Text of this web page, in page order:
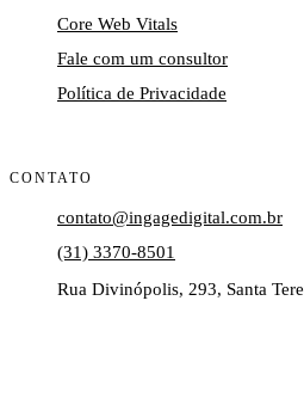
Core Web Vitals
Fale com um consultor
Política de Privacidade
CONTATO
contato@ingagedigital.com.br
(31) 3370-8501
Rua Divinópolis, 293, Santa